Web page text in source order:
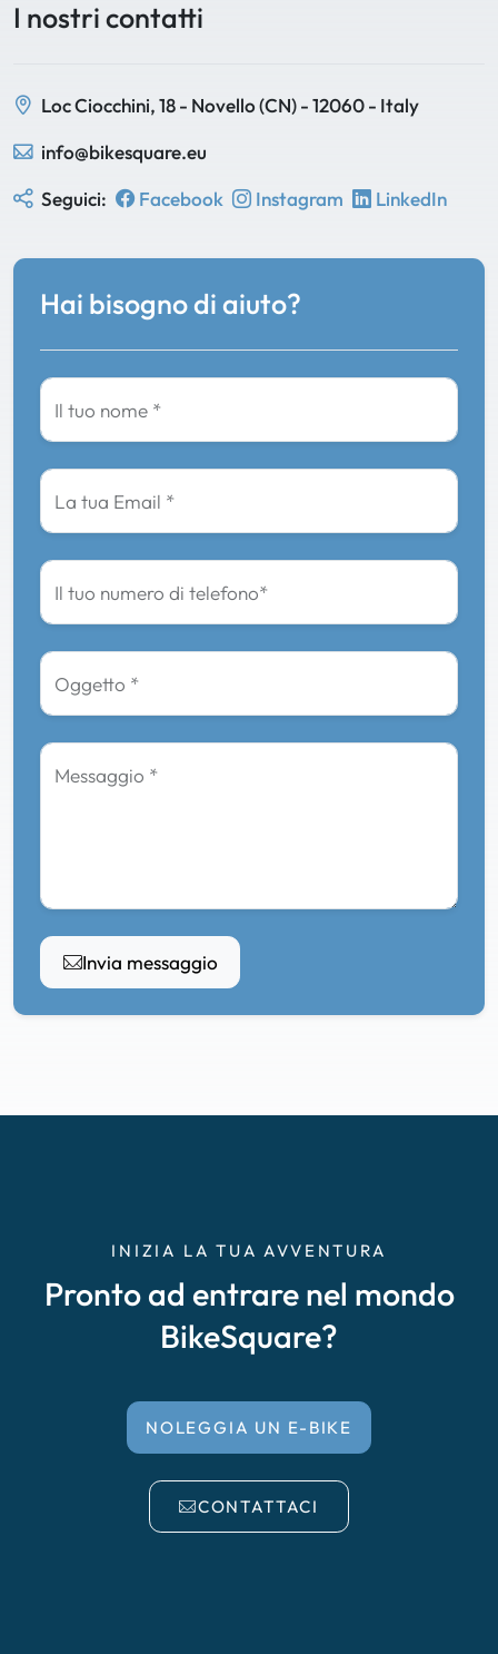
I nostri contatti
Loc Ciocchini, 18 - Novello (CN) - 12060 - Italy
info@bikesquare.eu
Seguici:
Facebook Instagram LinkedIn
Hai bisogno di aiuto?
Il tuo nome *
La tua Email *
Il tuo numero di telefono*
Oggetto *
Messaggio *
Invia messaggio
INIZIA LA TUA AVVENTURA
Pronto ad entrare nel mondo
BikeSquare?
NOLEGGIA UN E-BIKE
CONTATTACI